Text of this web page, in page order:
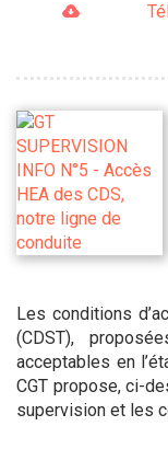
Les conditions
(CDST),
acceptables en
CGT propose, ci-
supervision et les